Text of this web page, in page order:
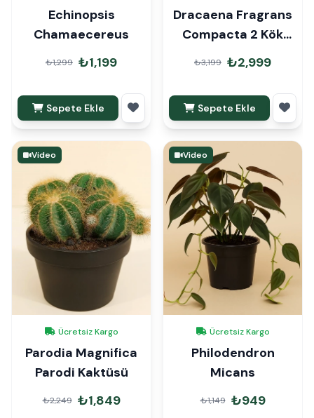
Echinopsis
Chamaecereus
₺1,299 ₺1,199
Sepete Ekle
Dracaena Fragrans
Compacta 2 Kök
90cm Hediye Paketli
₺3,199 ₺2,999
Sepete Ekle
Video
Ücretsiz Kargo
Parodia Magnifica
Parodi Kaktüsü
₺2,249 ₺1,849
Video
Ücretsiz Kargo
Philodendron
Micans
₺1,149 ₺949